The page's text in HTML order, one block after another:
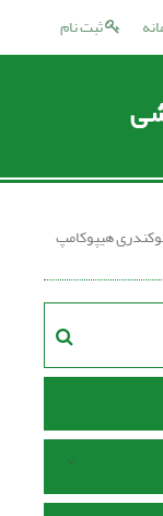
ثبت نام
هیپوکامپ